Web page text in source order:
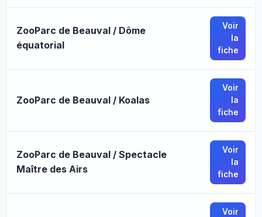
ZooParc de Beauval / Dôme
équatorial
Voir
la
fiche
ZooParc de Beauval / Koalas
Voir
la
fiche
ZooParc de Beauval / Spectacle
Maître des Airs
Voir
la
fiche
Voir